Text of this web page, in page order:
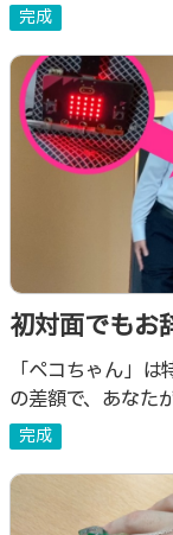
完成
初対面でもお
ん」
「ペコちゃん」は特製ネク
の差額で、あなた
いかをハッキリ分
完成